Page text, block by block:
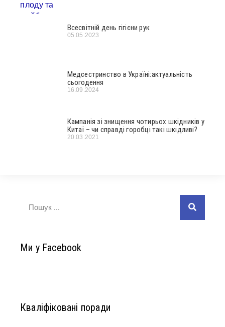
Всесвітній день гігієни рук
05.05.2023
Медсестринство в Україні:актуальність
сьогодення
16.09.2024
Кампанія зі знищення чотирьох шкідників у
Китаї – чи справді горобці такі шкідливі?
20.03.2021
Ми у Facebook
Кваліфіковані поради